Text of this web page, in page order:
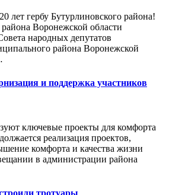
лет гербу Бутурлиновского района!
Воронежской области
народных депутатов
района Воронежской
и поддержка участников
ключевые проекты для комфорта
реализация проектов,
комфорта и качества жизни
в администрации района